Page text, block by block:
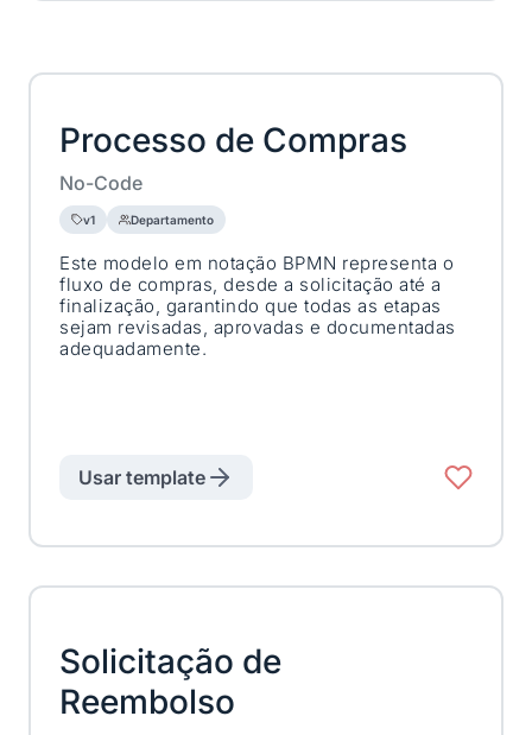
Processo de Compras
No-Code
v1 Departamento
Este modelo em notação BPMN representa o
fluxo de compras, desde a solicitação até a
finalização, garantindo que todas as etapas
sejam revisadas, aprovadas e documentadas
adequadamente.
Usar template
Solicitação de
Reembolso